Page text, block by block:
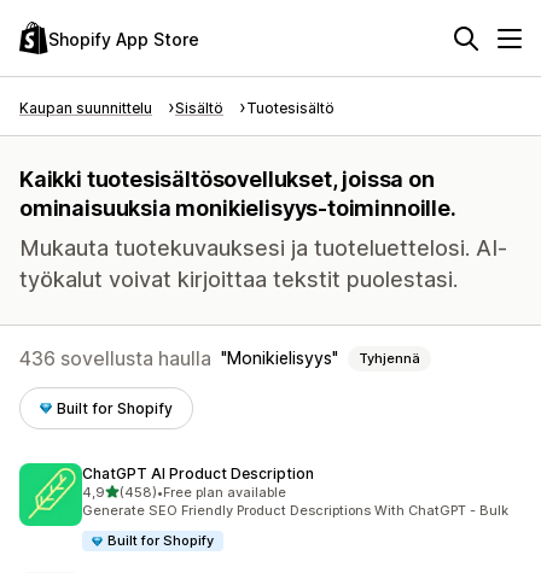
Shopify App Store
Kaupan suunnittelu Sisältö Tuotesisältö
Kaikki tuotesisältösovellukset, joissa on
ominaisuuksia monikielisyys-toiminnoille.
Mukauta tuotekuvauksesi ja tuoteluettelosi. AI-
työkalut voivat kirjoittaa tekstit puolestasi.
436 sovellusta haulla Monikielisyys Tyhjennä
Built for Shopify
ChatGPT AI Product Description
4,9/ 5 tähteä
(458)
458 arvostelua yhteensä
•Free plan available
Generate SEO Friendly Product Descriptions With ChatGPT - Bulk
Built for Shopify